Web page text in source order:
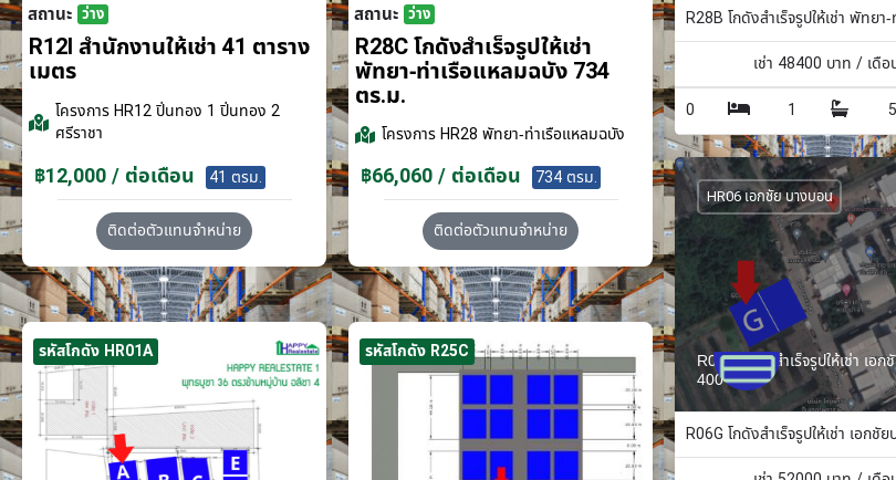
สถานะ ว่าง
R12I สำนักงานให้เช่า 41 ตาราง
เมตร
โครงการHR12 ปิ่นทอง 1 ปิ่นทอง 2
ศรีราชา
฿12,000 / ต่อเดือน 41 ตรม.
ติดต่อตัวแทนจำหน่าย
สถานะ ว่าง
R28C โกดังสำเร็จรูปให้เช่า
พัทยา-ท่าเรือแหลมฉบัง 734
ตร.ม.
โครงการHR28 พัทยา-ท่าเรือแหลมฉบัง
฿66,060 / ต่อเดือน 734 ตรม.
ติดต่อตัวแทนจำหน่าย
R28B โกดังสำเร็จรูปให้เช่า พัทย
เช่า 48400 บาท / เดือ
0
1 5
R06G โกดังสำเร็จรูปให้เช่า เอ
400 ตรม.
HR06 เอกชัย บางบอน
R06G โกดังสำเร็จรูปให้เช่า เอก
รหัสโกดัง HR01A รหัสโกดัง R25C